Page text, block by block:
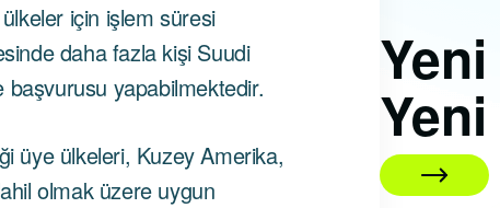
için işlem süresi
daha fazla kişi Suudi
başvurusu yapabilmektedir.
üye ülkeleri, Kuzey Amerika,
olmak üzere uygun
Yeni